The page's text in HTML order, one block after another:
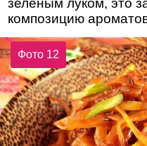
зелёным луком, это
композицию
Фото 12